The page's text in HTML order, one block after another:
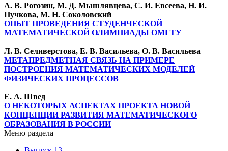
А. В. Рогозин, М. Д. Мышлявцева, С. И. Евсеева, Н. И.
Пучкова, М. Н. Соколовский
ОПЫТ ПРОВЕДЕНИЯ СТУДЕНЧЕСКОЙ
МАТЕМАТИЧЕСКОЙ ОЛИМПИАДЫ ОМГТУ
Л. В. Селиверстова, Е. В. Васильева, О. В. Васильева
МЕТАПРЕДМЕТНАЯ СВЯЗЬ НА ПРИМЕРЕ
ПОСТРОЕНИЯ МАТЕМАТИЧЕСКИХ МОДЕЛЕЙ
ФИЗИЧЕСКИХ ПРОЦЕССОВ
Е. А. Швед
О НЕКОТОРЫХ АСПЕКТАХ ПРОЕКТА НОВОЙ
КОНЦЕПЦИИ РАЗВИТИЯ МАТЕМАТИЧЕСКОГО
ОБРАЗОВАНИЯ В РОССИИ
Меню раздела